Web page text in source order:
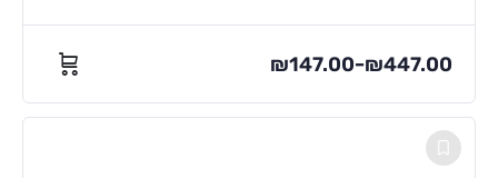
₪147.00–₪447.00